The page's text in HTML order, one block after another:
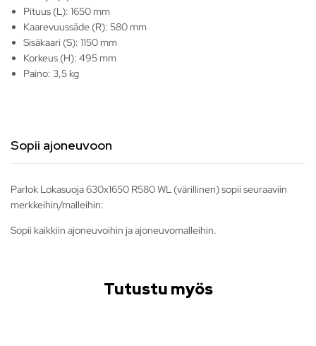
Pituus (L): 1650 mm
Kaarevuussäde (R): 580 mm
Sisäkaari (S): 1150 mm
Korkeus (H): 495 mm
Paino: 3,5 kg
Sopii ajoneuvoon
Parlok Lokasuoja 630x1650 R580 WL (värillinen) sopii seuraaviin
merkkeihin/malleihin:
Sopii kaikkiin ajoneuvoihin ja ajoneuvomalleihin.
Tutustu myös